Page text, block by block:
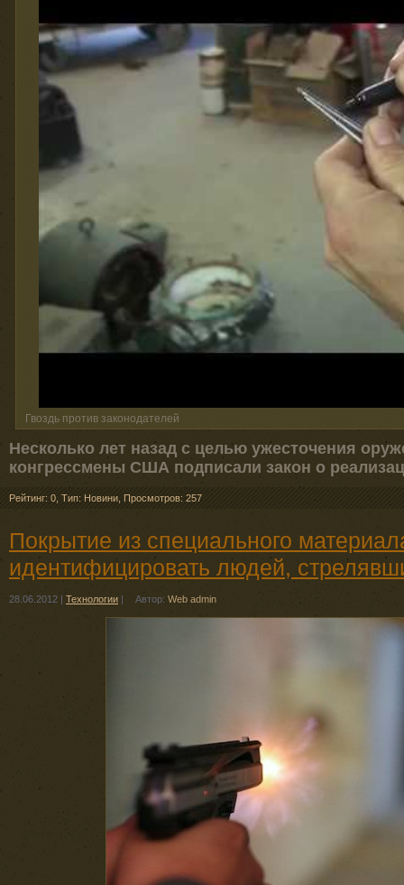
Гвоздь против законодателей
Несколько лет назад с целью ужесточения
конгрессмены США подписали закон о
Рейтинг: 0 Тип: Новини Просмотров: 257
Покрытие из специального
идентифицировать людей,
28.06.2012 Технологии Автор: Web admin